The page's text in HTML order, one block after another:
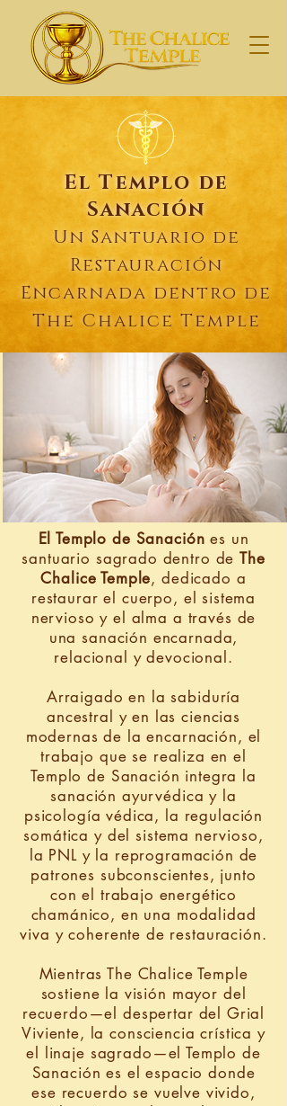
El Templo de
Sanación
Un Santuario de
Restauración
Encarnada dentro de
The Chalice Temple
El Templo de Sanación es un
santuario sagrado dentro deThe
Chalice Temple, dedicado a
restaurar el cuerpo, el sistema
nervioso y el alma a través de
una sanación encarnada,
relacional y devocional.
Arraigado en la sabiduría
ancestral y en las ciencias
modernas de la encarnación, el
trabajo que se realiza en el
Templo de Sanación integra la
sanación ayurvédica y la
psicología védica, la regulación
somática y del sistema nervioso,
la PNL y la reprogramación de
patrones subconscientes, junto
con el trabajo energético
chamánico, en una modalidad
viva y coherente de restauración.
Mientras The Chalice Temple
sostiene la visión mayor del
recuerdo—el despertar del Grial
Viviente, la consciencia crística y
el linaje sagrado—el Templo de
Sanación es el espacio donde
ese recuerdo se vuelve vivido,